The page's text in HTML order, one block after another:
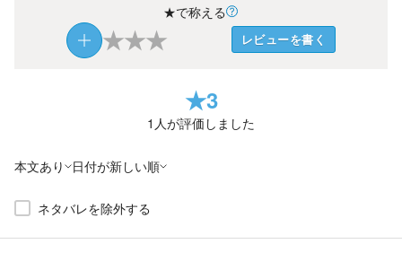
★で称える
★★★ レビューを書く
★3
1 人が評価しました
本文あり 日付が新しい順
ネタバレを除外する